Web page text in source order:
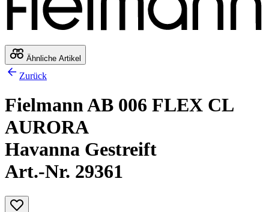
Ähnliche Artikel
Zurück
Fielmann AB 006 FLEX CL
AURORA
Havanna Gestreift
Art.-Nr. 29361